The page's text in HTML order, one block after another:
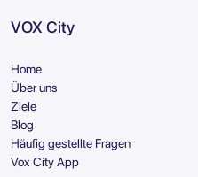
VOX City
Home
Über uns
Ziele
Blog
Häufig gestellte Fragen
Vox City App